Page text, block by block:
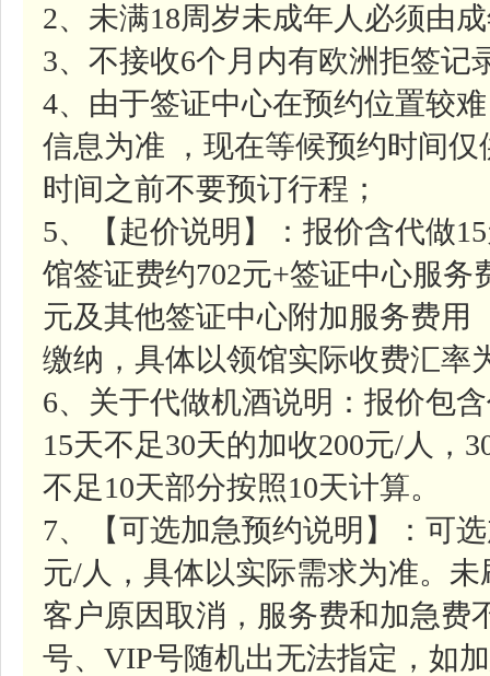
2、未满18周岁未成年人必须由
3、不接收6个月内有欧洲拒签记
4、由于签证中心在预约位置较
信息为准 ，现在等候预约时间
时间之前不要预订行程；
5、【起价说明】：报价含代做
馆签证费约702元+签证中心服务
元及其他签证中心附加服务费用
缴纳，具体以领馆实际收费汇率
6、关于代做机酒说明：报价包
15天不足30天的加收200元/人，
不足10天部分按照10天计算。
7、【可选加急预约说明】：可
元/人，具体以实际需求为准。
客户原因取消，服务费和加急费
号、VIP号随机出无法指定，如